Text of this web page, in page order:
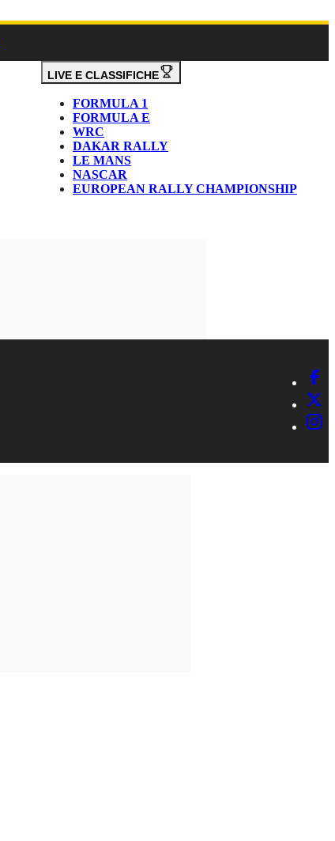
LIVE E CLASSIFICHE
FORMULA 1
FORMULA E
WRC
DAKAR RALLY
LE MANS
NASCAR
EUROPEAN RALLY CHAMPIONSHIP